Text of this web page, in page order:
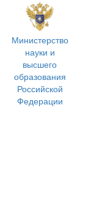
Министерство
науки и
высшего
образования
Российской
Федерации